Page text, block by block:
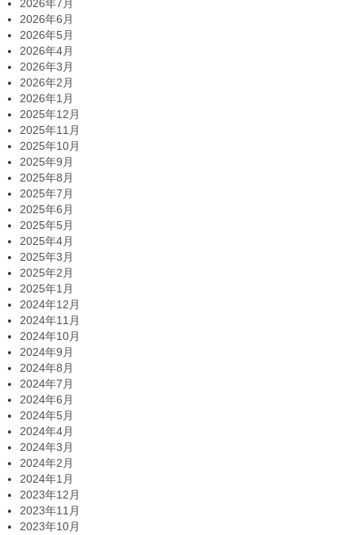
2026年7月
2026年6月
2026年5月
2026年4月
2026年3月
2026年2月
2026年1月
2025年12月
2025年11月
2025年10月
2025年9月
2025年8月
2025年7月
2025年6月
2025年5月
2025年4月
2025年3月
2025年2月
2025年1月
2024年12月
2024年11月
2024年10月
2024年9月
2024年8月
2024年7月
2024年6月
2024年5月
2024年4月
2024年3月
2024年2月
2024年1月
2023年12月
2023年11月
2023年10月